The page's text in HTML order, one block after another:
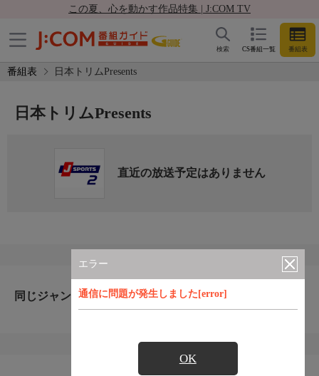
この夏、心を動かす作品特集 | J:COM TV
CS番組一覧 番組表
検索
番組表 日本トリムPresents
エラー
通信に問題が発生しました[error]
OK
日本トリムPresents
直近の放送予定はありません
同じジャンルのおすすめ番組